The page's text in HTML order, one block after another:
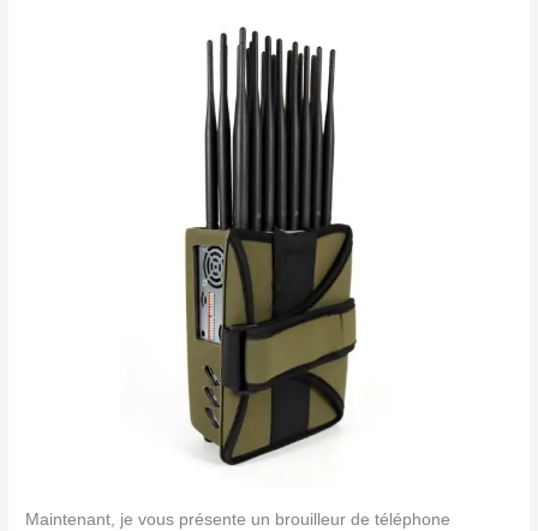
Maintenant, je vous présente un brouilleur de téléphone